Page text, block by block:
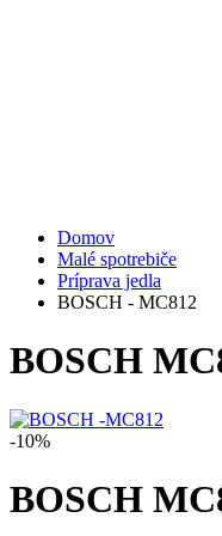
Domov
Malé spotrebiče
Príprava jedla
BOSCH - MC812
BOSCH
-10%
BOSCH